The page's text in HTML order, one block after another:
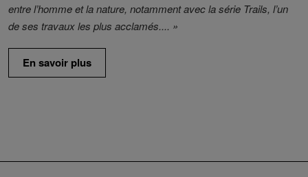
entre l’homme et la nature, notamment avec la série Trails, l’un
de ses travaux les plus acclamés.... »
En savoir plus